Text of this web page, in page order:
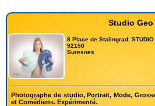
Studio Geo
8 Place de Stalingrad, STUDIO
92150
Suresnes
Photographe de studio, Portrait, Mode,
et Comédiens. Expérimenté.